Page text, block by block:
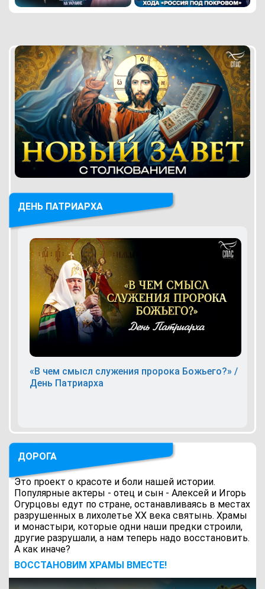
ДЕНЬ ПАТРИАРХА
«В чем смысл служения пророка Божьего?» /
День Патриарха
ДОРОГА
Это проект о красоте и боли нашей истории.
Популярные актеры - отец и сын - Алексей и Игорь
Огурцовы едут по стране, останавливаясь в местах
разрушенных в лихолетье ХХ века святынь. Храмы
и монастыри, которые одни наши предки строили,
другие разрушали, а нам теперь надо восстановить.
А как иначе?
ВОCСТАНОВИМ ХРАМЫ ВМЕСТЕ!